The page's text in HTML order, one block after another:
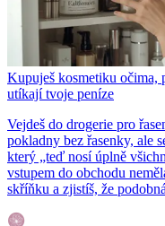
Kupuješ kosmetiku očima,
utíkají tvoje peníze
Vejdeš do drogerie pro
pokladny bez řasenky, ale
který „teď nosí úplně
vstupem do obchodu
skříňku a zjistíš, že